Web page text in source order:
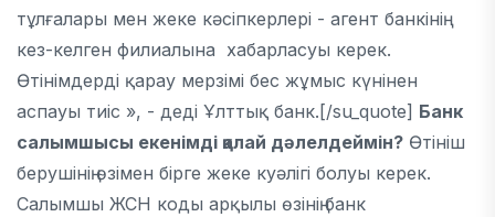
тұлғалары мен жеке кәсіпкерлері - агент банкінің
кез-келген филиалына хабарласуы керек.
Өтінімдерді қарау мерзімі бес жұмыс күнінен
аспауы тиіс », - деді Ұлттық банк.[/su_quote] Банк
салымшысы екенімді қалай дәлелдеймін? Өтініш
берушінің өзімен бірге жеке куәлігі болуы керек.
Салымшы ЖСН коды арқылы өзінің банк